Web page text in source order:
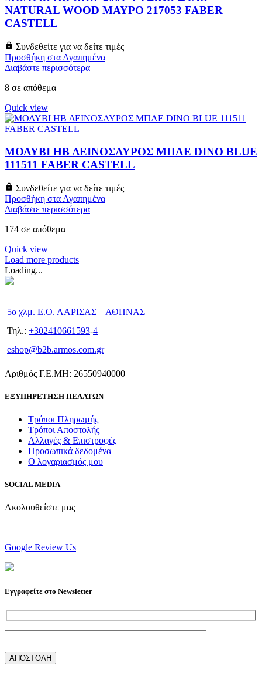
NATURAL WOOD ΜΑΥΡΟ 217053 FABER
CASTELL
Συνδεθείτε για να δείτε τιμές
Προσθήκη στα Αγαπημένα
Διαβάστε περισσότερα
8 σε απόθεμα
Quick view
ΜΟΛΥΒΙ HB ΔΕΙΝΟΣΑΥΡΟΣ ΜΠΛΕ DINO BLUE
111511 FABER CASTELL
Συνδεθείτε για να δείτε τιμές
Προσθήκη στα Αγαπημένα
Διαβάστε περισσότερα
174 σε απόθεμα
Quick view
Load more products
Loading...
5ο χλμ. Ε.Ο. ΛΑΡΙΣΑΣ – ΑΘΗΝΑΣ
Τηλ.: +302410661593-4
eshop@b2b.armos.com.gr
Αριθμός Γ.Ε.ΜΗ: 26550940000
ΕΞΥΠΗΡΕΤΗΣΗ ΠΕΛΑΤΩΝ
Τρόποι Πληρωμής
Τρόποι Αποστολής
Αλλαγές & Επιστροφές
Προσωπικά δεδομένα
Ο λογαριασμός μου
SOCIAL MEDIA
Ακολουθείστε μας
Google Review Us
Εγγραφείτε στο Newsletter